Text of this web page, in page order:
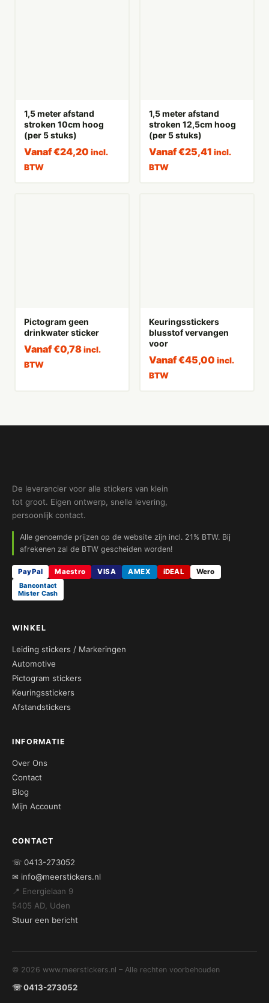
1,5 meter afstand
stroken 10cm hoog
(per 5 stuks)
Vanaf€24,20 incl.
BTW
1,5 meter afstand
stroken 12,5cm hoog
(per 5 stuks)
Vanaf€25,41 incl.
BTW
Pictogram geen
drinkwater sticker
Vanaf€0,78 incl.
BTW
Keuringsstickers
blusstof vervangen
voor
Vanaf€45,00 incl.
BTW
De leverancier voor alle stickers van klein
tot groot. Eigen ontwerp, snelle levering,
persoonlijk contact.
Alle genoemde prijzen op de website zijn incl. 21% BTW. Bij
afrekenen zal de BTW gescheiden worden!
PayPal Maestro VISA AMEX iDEAL
Wero
Bancontact
Mister Cash
WINKEL
Leiding stickers / Markeringen
Automotive
Pictogram stickers
Keuringsstickers
Afstandstickers
INFORMATIE
Over Ons
Contact
Blog
Mijn Account
CONTACT
☏ 0413-273052
✉ info@meerstickers.nl
📍 Energielaan 9
5405 AD, Uden
Stuur een bericht
© 2026 www.meerstickers.nl – Alle rechten voorbehouden
☏ 0413-273052